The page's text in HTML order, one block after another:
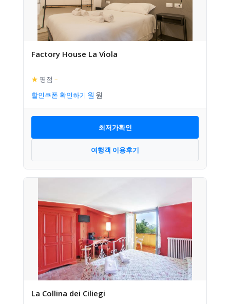
Factory House La Viola
★ 평점 –
할인쿠폰 확인하기
최저가확인
여행객 이용후기
La Collina dei Ciliegi